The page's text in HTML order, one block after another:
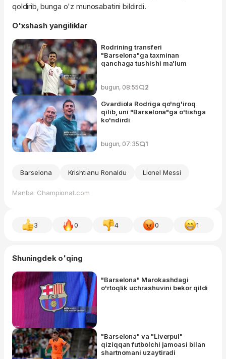
qoldirib, bunga o'z munosabatini bildirdi.
O'xshash yangiliklar
Rodrining transferi
"Barselona"ga taxminan
qanchaga tushishi ma'lum
bugun, 08:55 2
Gvardiola Rodriga qo'ng'iroq
qilib, uni "Barselona"ga o'tishga
ko'ndirdi
bugun, 07:35 1
Barselona Krishtianu Ronaldu Lionel Messi
Manba: Championat.com
3 0 4 0 1
Shuningdek o'qing
"Barselona" Marokashdagi
o'rtoqlik uchrashuvini bekor qildi
"Barselona" va "Liverpul"
qiziqqan futbolchi jamoasi bilan
shartnomani uzaytiradi